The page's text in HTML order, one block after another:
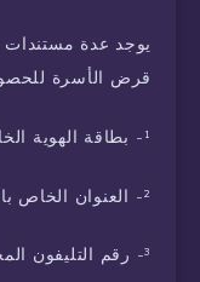
يوجد عدة مستندات
قرض الأسرة
¹- بطاقة الهوية الخاصة بالمقترض.
²- العنوان الخاص بالمقترض.
³- رقم التليفون المحمول المسجل على منصة أبشر.